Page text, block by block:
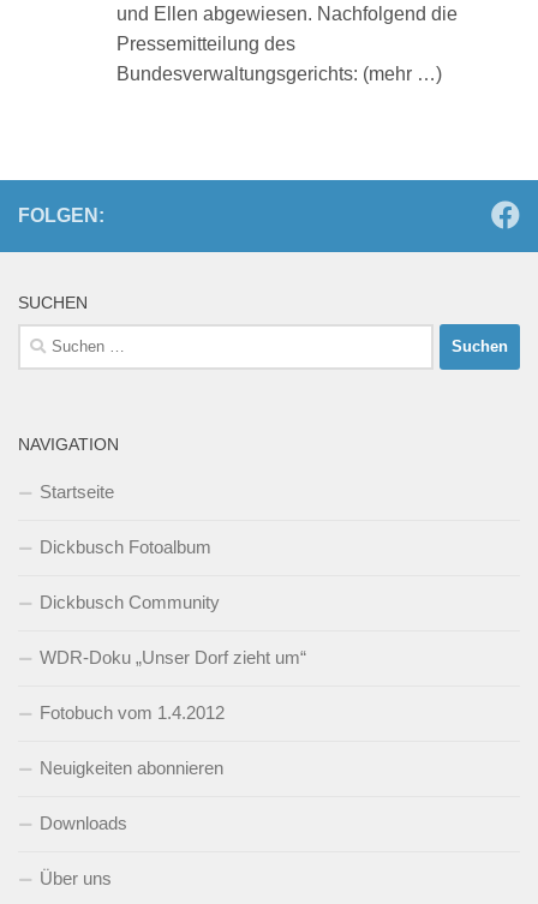
und Ellen abgewiesen. Nachfolgend die
Pressemitteilung des
Bundesverwaltungsgerichts: (mehr …)
FOLGEN:
SUCHEN
Suchen
nach:
NAVIGATION
Startseite
Dickbusch Fotoalbum
Dickbusch Community
WDR-Doku „Unser Dorf zieht um“
Fotobuch vom 1.4.2012
Neuigkeiten abonnieren
Downloads
Über uns